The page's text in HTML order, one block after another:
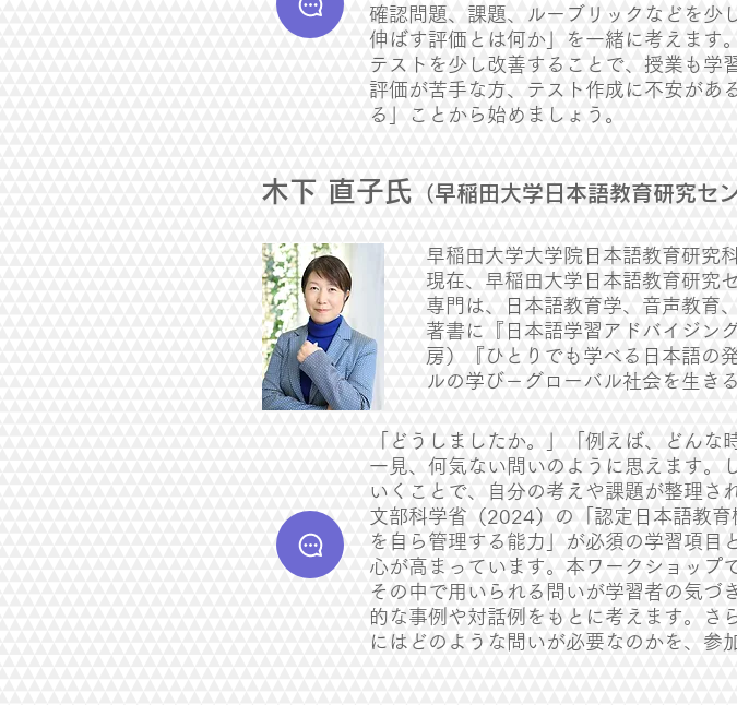
確認問題、課題、ルーブリックなどを少
伸ばす評価とは何か」を一緒に考えます
テストを少し改善することで、授業も学
評価が苦手な方、テスト作成に不安があ
る」ことから始めましょう。
木下 直子氏 （早稲田大学日本語教育研究セ
早稲田大学大学院日本語教育研究
現在、早稲田大学日本語教育研究
専門は、日本語教育学、音声教育
著書に『日本語学習アドバイジン
房）『ひとりでも学べる日本語の
ルの学び－グローバル社会を生き
「どうしましたか。」「例えば、どんな
一見、何気ない問いのように思えます。
いくことで、自分の考えや課題が整理さ
文部科学省（2024）の「認定日本語教
を自ら管理する能力」が必須の学習項目
心が高まっています。本ワークショップ
その中で用いられる問いが学習者の気づ
的な事例や対話例をもとに考えます。さ
にはどのような問いが必要なのかを、参